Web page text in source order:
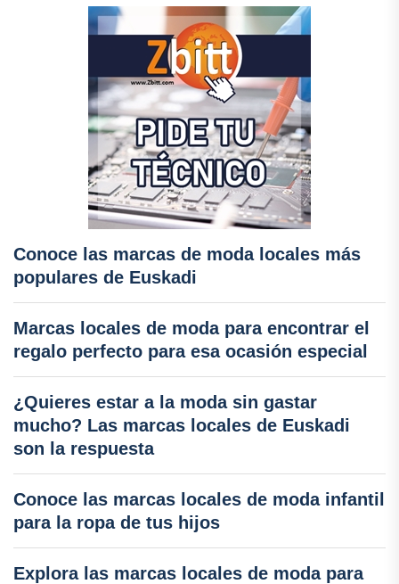
Conoce las marcas de moda locales más
populares de Euskadi
Marcas locales de moda para encontrar el
regalo perfecto para esa ocasión especial
¿Quieres estar a la moda sin gastar
mucho? Las marcas locales de Euskadi
son la respuesta
Conoce las marcas locales de moda infantil
para la ropa de tus hijos
Explora las marcas locales de moda para